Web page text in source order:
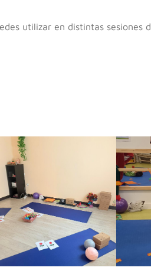
utilizar en distintas sesiones